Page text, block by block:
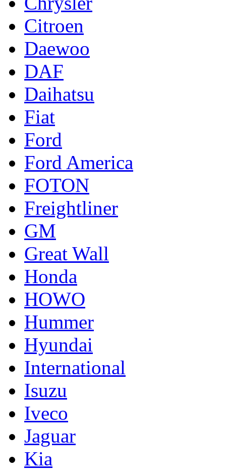
Citroen
Daewoo
DAF
Daihatsu
Fiat
Ford
Ford America
FOTON
Freightliner
GM
Great Wall
Honda
HOWO
Hummer
Hyundai
International
Isuzu
Iveco
Jaguar
Kia